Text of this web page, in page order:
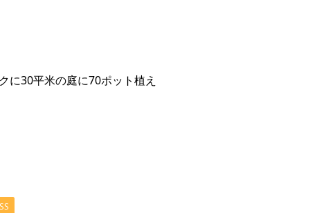
に30平米の庭に70ポット植え